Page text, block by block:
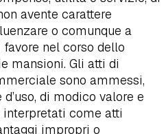
avente carattere
o comunque a
nel corso dello
mansioni. Gli atti di
sono ammessi,
di modico valore e
interpretati come atti
impropri o